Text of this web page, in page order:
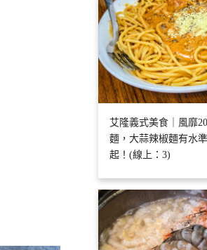
艾隆義式美食｜風靡
麵，大蒜辣椒麵有水
起！(線上：3)